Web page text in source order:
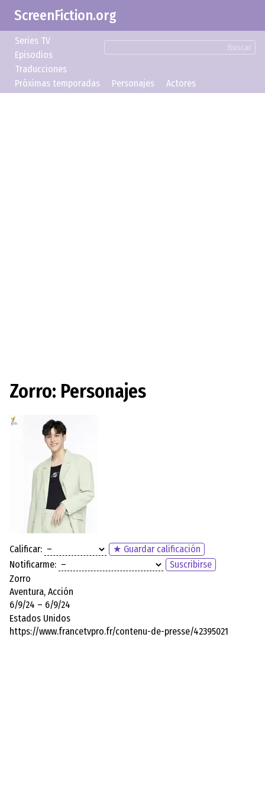
ScreenFiction.org
Buscar
Series TV
Episodios
Traducciones
Próximas temporadas
Personajes Actores
Zorro: Personajes
Calificar:
★ Guardar calificación
Notificarme:
Suscribirse
Zorro
Aventura, Acción
6/9/24 – 6/9/24
Estados Unidos
https://www.francetvpro.fr/contenu-de-presse/42395021